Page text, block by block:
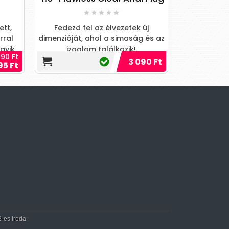
Ft
Ft
Fedezd fel az élvezetek új
dimenzióját, ahol a simaság és az
izgalom találkozik!
3 090 Ft
es iroda